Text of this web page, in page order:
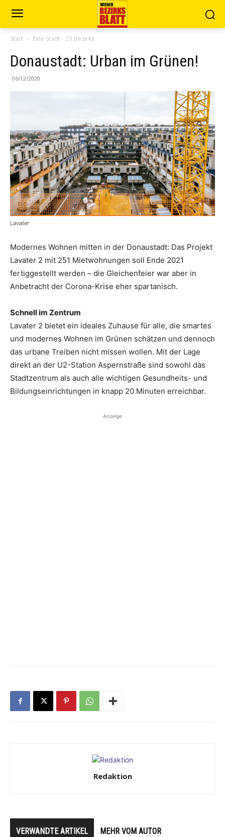
Start Eine Stadt - 23 Bezirke
Donaustadt: Urban im Grünen!
06/12/2020
Lavater
Modernes Wohnen mitten in der Donaustadt: Das Projekt
Lavater 2 mit 251 Mietwohnungen soll Ende 2021
fertiggestellt werden – die Gleichenfeier war aber in
Anbetracht der Corona-Krise eher spartanisch.
Schnell im Zentrum
Lavater 2 bietet ein ideales Zuhause für alle, die smartes
und modernes Wohnen im Grünen schätzen und dennoch
das urbane Treiben nicht missen wollen. Mit der Lage
direkt an der U2-Station Aspernstraße sind sowohl das
Stadtzentrum als auch alle wichtigen Gesundheits- und
Bildungseinrichtungen in knapp 20 Minuten erreichbar.
Anzeige
Redaktion
VERWANDTE ARTIKEL MEHR VOM AUTOR